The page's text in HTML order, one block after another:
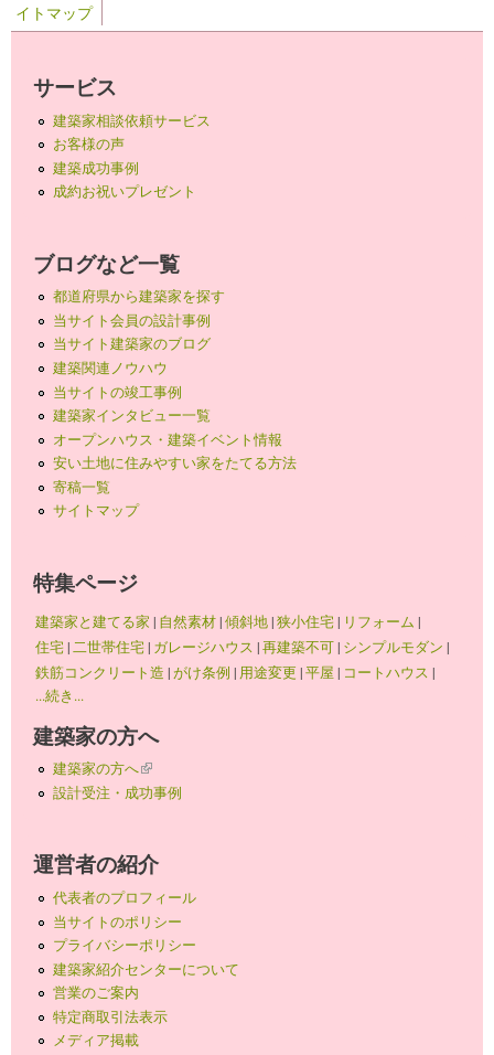
イトマップ
サービス
建築家相談依頼サービス
お客様の声
建築成功事例
成約お祝いプレゼント
ブログなど一覧
都道府県から建築家を探す
当サイト会員の設計事例
当サイト建築家のブログ
建築関連ノウハウ
当サイトの竣工事例
建築家インタビュー一覧
オープンハウス・建築イベント情報
安い土地に住みやすい家をたてる方法
寄稿一覧
サイトマップ
特集ページ
建築家と建てる家 | 自然素材|傾斜地|狭小住宅| リフォーム |
住宅|二世帯住宅| ガレージハウス |再建築不可| シンプルモダン |
鉄筋コンクリート造 |がけ条例 | 用途変更 |平屋 | コートハウス |
...続き...
建築家の方へ
建築家の方へ(link is external)
設計受注・成功事例
運営者の紹介
代表者のプロフィール
当サイトのポリシー
プライバシーポリシー
建築家紹介センターについて
営業のご案内
特定商取引法表示
メディア掲載